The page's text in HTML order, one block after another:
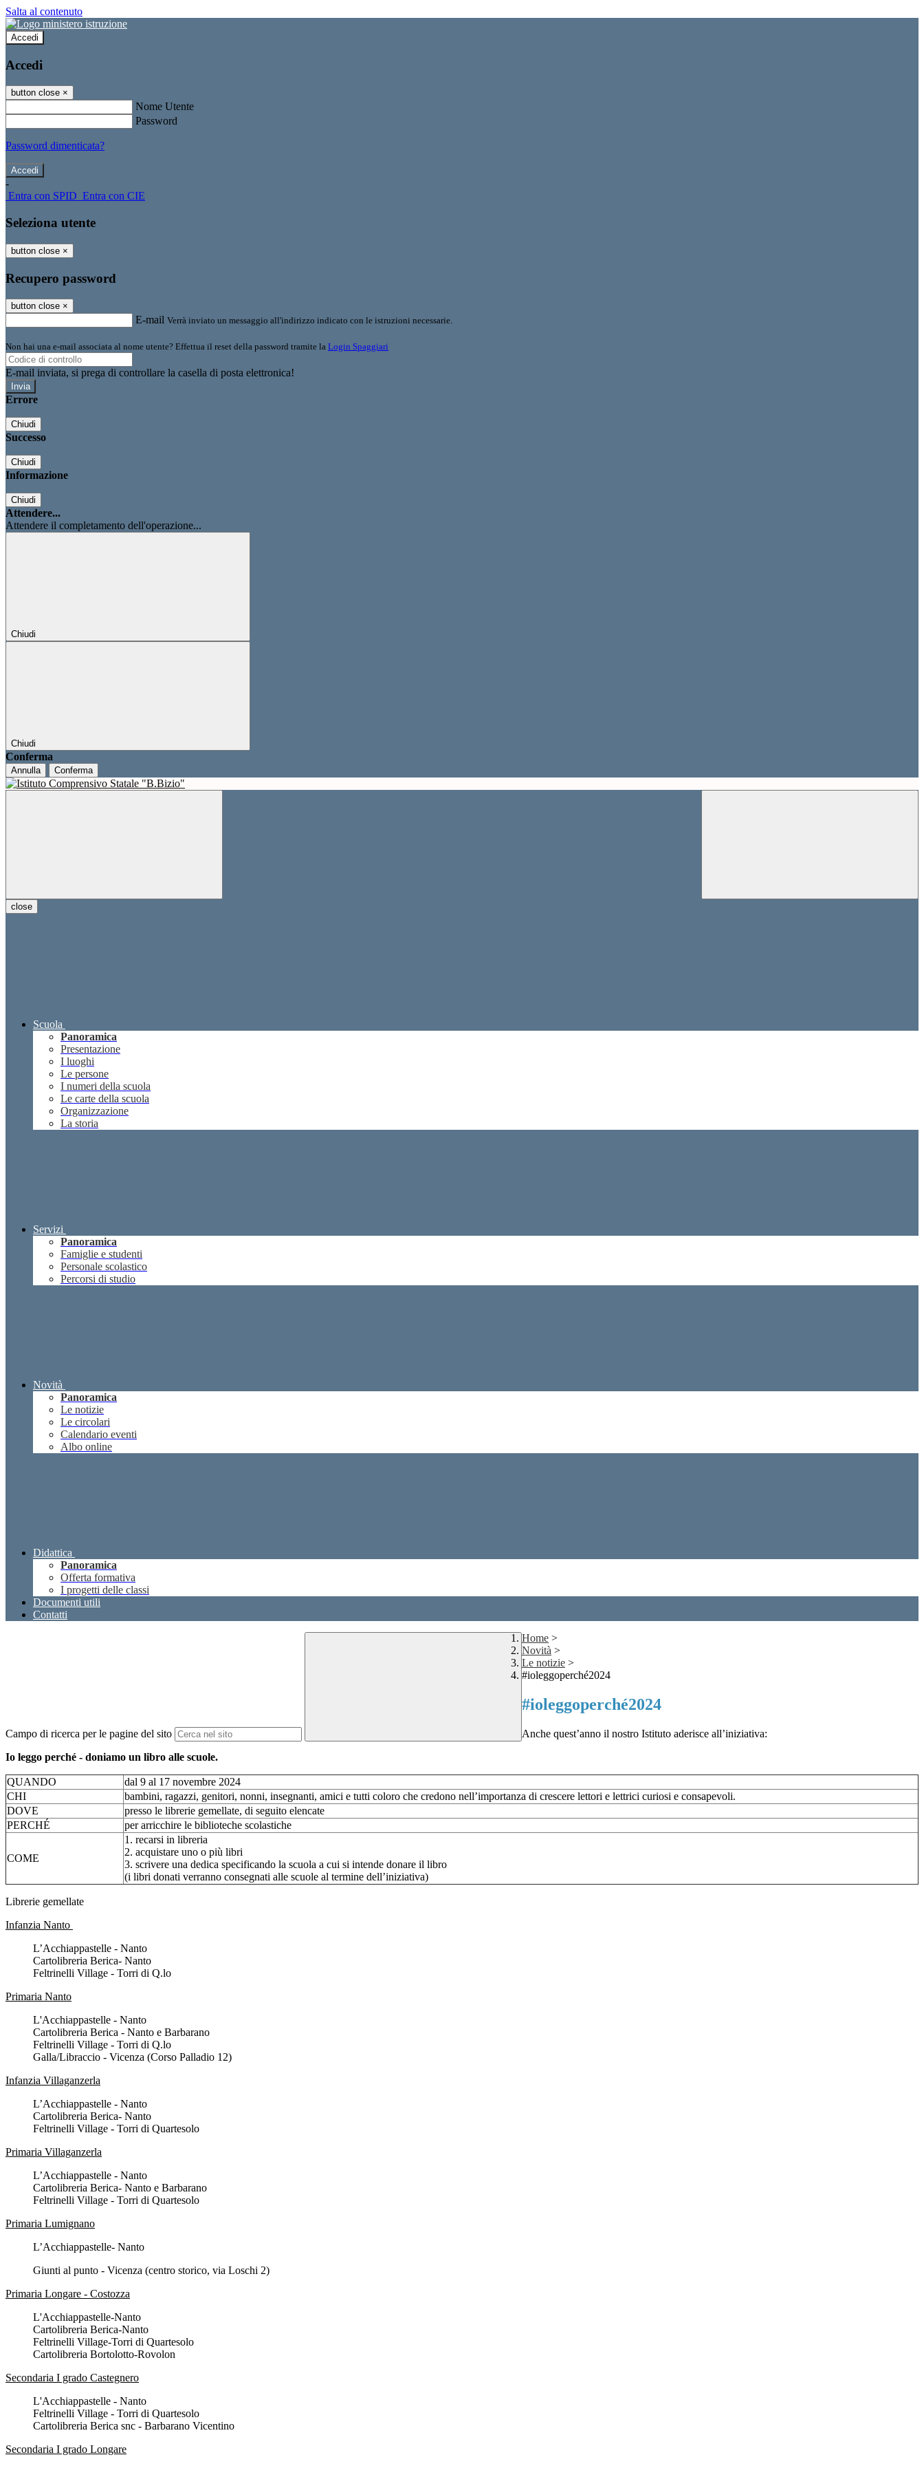
Salta al contenuto
Accedi
Accedi
button close ×
Nome Utente
Password
Password dimenticata?
-
Entra con SPID Entra con CIE
Seleziona utente
button close ×
Recupero password
button close ×
E-mail Verrà inviato un messaggio all'indirizzo indicato con le istruzioni necessarie.
Non hai una e-mail associata al nome utente? Effettua il reset della password tramite la Login Spaggiari
E-mail inviata, si prega di controllare la casella di posta elettronica!
Errore
Chiudi
Successo
Chiudi
Informazione
Chiudi
Attendere...
Attendere il completamento dell'operazione...
Chiudi
Chiudi
Conferma
Annulla Conferma
close
Scuola
Panoramica
Presentazione
I luoghi
Le persone
I numeri della scuola
Le carte della scuola
Organizzazione
La storia
Servizi
Panoramica
Famiglie e studenti
Personale scolastico
Percorsi di studio
Novità
Panoramica
Le notizie
Le circolari
Calendario eventi
Albo online
Didattica
Panoramica
Offerta formativa
I progetti delle classi
Documenti utili
Contatti
Campo di ricerca per le pagine del sito
Home >
Novità >
Le notizie >
#ioleggoperché2024
#ioleggoperché2024
Anche quest’anno il nostro Istituto aderisce all’iniziativa:
Io leggo perché - doniamo un libro alle scuole.
QUANDO
dal 9 al 17 novembre 2024
CHI
bambini, ragazzi, genitori, nonni, insegnanti, amici e tutti coloro che credono nell’importanza di crescere lettori e lettrici curiosi e consapevoli.
DOVE
presso le librerie gemellate, di seguito elencate
PERCHÉ
per arricchire le biblioteche scolastiche
COME
1. recarsi in libreria
2. acquistare uno o più libri
3. scrivere una dedica specificando la scuola a cui si intende donare il libro
(i libri donati verranno consegnati alle scuole al termine dell’iniziativa)
Librerie gemellate
Infanzia Nanto
L’Acchiappastelle - Nanto
Cartolibreria Berica- Nanto
Feltrinelli Village - Torri di Q.lo
Primaria Nanto
L'Acchiappastelle - Nanto
Cartolibreria Berica - Nanto e Barbarano
Feltrinelli Village - Torri di Q.lo
Galla/Libraccio - Vicenza (Corso Palladio 12)
Infanzia Villaganzerla
L’Acchiappastelle - Nanto
Cartolibreria Berica- Nanto
Feltrinelli Village - Torri di Quartesolo
Primaria Villaganzerla
L’Acchiappastelle - Nanto
Cartolibreria Berica- Nanto e Barbarano
Feltrinelli Village - Torri di Quartesolo
Primaria Lumignano
L’Acchiappastelle- Nanto
Giunti al punto - Vicenza (centro storico, via Loschi 2)
Primaria Longare - Costozza
L'Acchiappastelle-Nanto
Cartolibreria Berica-Nanto
Feltrinelli Village-Torri di Quartesolo
Cartolibreria Bortolotto-Rovolon
Secondaria I grado Castegnero
L'Acchiappastelle - Nanto
Feltrinelli Village - Torri di Quartesolo
Cartolibreria Berica snc - Barbarano Vicentino
Secondaria I grado Longare